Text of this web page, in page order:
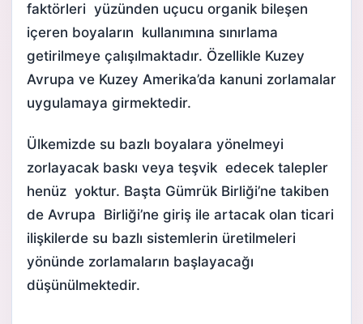
faktörleri yüzünden uçucu organik bileşen
içeren boyaların kullanımına sınırlama
getirilmeye çalışılmaktadır. Özellikle Kuzey
Avrupa ve Kuzey Amerika’da kanuni zorlamalar
uygulamaya girmektedir.
Ülkemizde su bazlı boyalara yönelmeyi
zorlayacak baskı veya teşvik edecek talepler
henüz yoktur. Başta Gümrük Birliği’ne takiben
de Avrupa Birliği’ne giriş ile artacak olan ticari
ilişkilerde su bazlı sistemlerin üretilmeleri
yönünde zorlamaların başlayacağı
düşünülmektedir.